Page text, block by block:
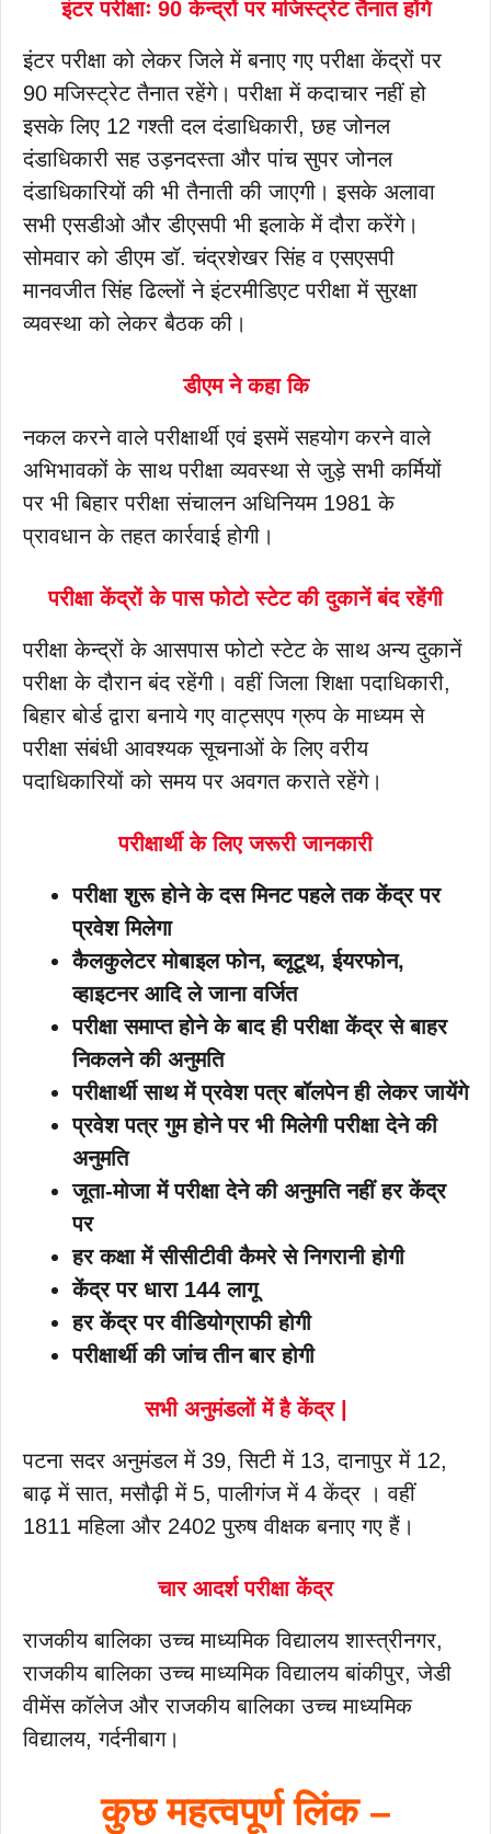
इंटर परीक्षाः 90 केन्द्रों पर मजिस्ट्रेट तैनात होंगे
इंटर परीक्षा को लेकर जिले में बनाए गए परीक्षा केंद्रों पर
90 मजिस्ट्रेट तैनात रहेंगे। परीक्षा में कदाचार नहीं हो
इसके लिए 12 गश्ती दल दंडाधिकारी, छह जोनल
दंडाधिकारी सह उड़नदस्ता और पांच सुपर जोनल
दंडाधिकारियों की भी तैनाती की जाएगी। इसके अलावा
सभी एसडीओ और डीएसपी भी इलाके में दौरा करेंगे।
सोमवार को डीएम डॉ. चंद्रशेखर सिंह व एसएसपी
मानवजीत सिंह ढिल्लों ने इंटरमीडिएट परीक्षा में सुरक्षा
व्यवस्था को लेकर बैठक की।
डीएम ने कहा कि
नकल करने वाले परीक्षार्थी एवं इसमें सहयोग करने वाले
अभिभावकों के साथ परीक्षा व्यवस्था से जुड़े सभी कर्मियों
पर भी बिहार परीक्षा संचालन अधिनियम 1981 के
प्रावधान के तहत कार्रवाई होगी।
परीक्षा केंद्रों के पास फोटो स्टेट की दुकानें बंद रहेंगी
परीक्षा केन्द्रों के आसपास फोटो स्टेट के साथ अन्य दुकानें
परीक्षा के दौरान बंद रहेंगी। वहीं जिला शिक्षा पदाधिकारी,
बिहार बोर्ड द्वारा बनाये गए वाट्सएप ग्रुप के माध्यम से
परीक्षा संबंधी आवश्यक सूचनाओं के लिए वरीय
पदाधिकारियों को समय पर अवगत कराते रहेंगे।
परीक्षार्थी के लिए जरूरी जानकारी
परीक्षा शुरू होने के दस मिनट पहले तक केंद्र पर
प्रवेश मिलेगा
कैलकुलेटर मोबाइल फोन, ब्लूटूथ, ईयरफोन,
व्हाइटनर आदि ले जाना वर्जित
परीक्षा समाप्त होने के बाद ही परीक्षा केंद्र से बाहर
निकलने की अनुमति
परीक्षार्थी साथ में प्रवेश पत्र बॉलपेन ही लेकर जायेंगे
प्रवेश पत्र गुम होने पर भी मिलेगी परीक्षा देने की
अनुमति
जूता-मोजा में परीक्षा देने की अनुमति नहीं हर केंद्र
पर
हर कक्षा में सीसीटीवी कैमरे से निगरानी होगी
केंद्र पर धारा 144 लागू
हर केंद्र पर वीडियोग्राफी होगी
परीक्षार्थी की जांच तीन बार होगी
सभी अनुमंडलों में है केंद्र |
पटना सदर अनुमंडल में 39, सिटी में 13, दानापुर में 12,
बाढ़ में सात, मसौढ़ी में 5, पालीगंज में 4 केंद्र । वहीं
1811 महिला और 2402 पुरुष वीक्षक बनाए गए हैं।
चार आदर्श परीक्षा केंद्र
राजकीय बालिका उच्च माध्यमिक विद्यालय शास्त्रीनगर,
राजकीय बालिका उच्च माध्यमिक विद्यालय बांकीपुर, जेडी
वीमेंस कॉलेज और राजकीय बालिका उच्च माध्यमिक
विद्यालय, गर्दनीबाग।
कुछ महत्वपूर्ण लिंक –